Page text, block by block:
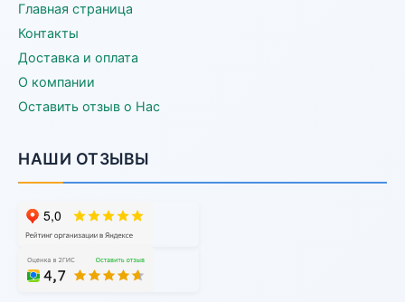
Главная страница
Контакты
Доставка и оплата
О компании
Оставить отзыв о Нас
НАШИ ОТЗЫВЫ